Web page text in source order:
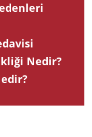
Nedir?